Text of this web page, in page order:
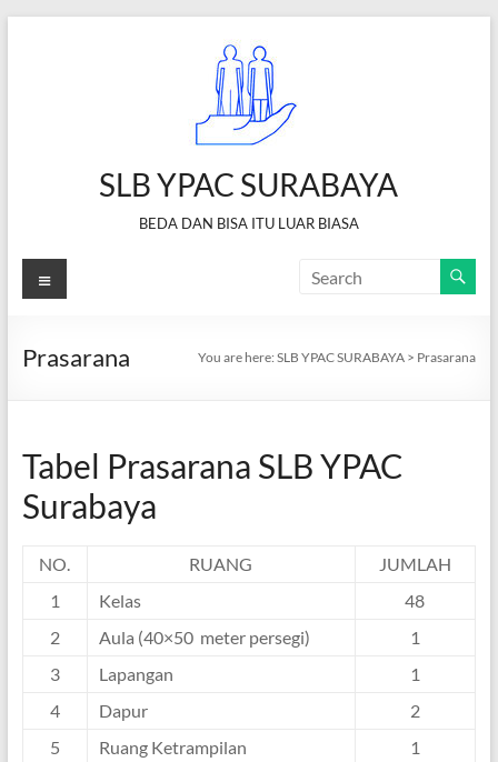
SLB YPAC SURABAYA
BEDA DAN BISA ITU LUAR BIASA
Menu
Prasarana You are here:SLB YPAC SURABAYA > Prasarana
Tabel Prasarana SLB YPAC
Surabaya
NO. RUANG
JUMLAH
1
Kelas
48
2
Aula (40×50 meter persegi)
1
3
Lapangan
1
4
Dapur
2
5
Ruang Ketrampilan
1